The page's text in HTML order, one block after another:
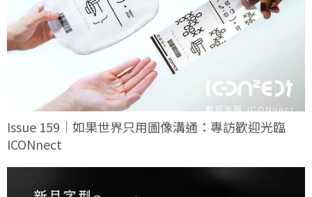
Issue 159｜如果世界只用圖像溝通：專訪歡迎光臨
ICONnect